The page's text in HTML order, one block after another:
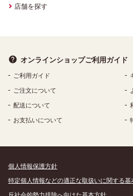
店舗を探す
オンラインショップご利用ガイド
ご利用ガイド
ご注文について
配送について
お支払いについて
個人情報保護方針
特定個人情報などの適正な取扱いに関する基